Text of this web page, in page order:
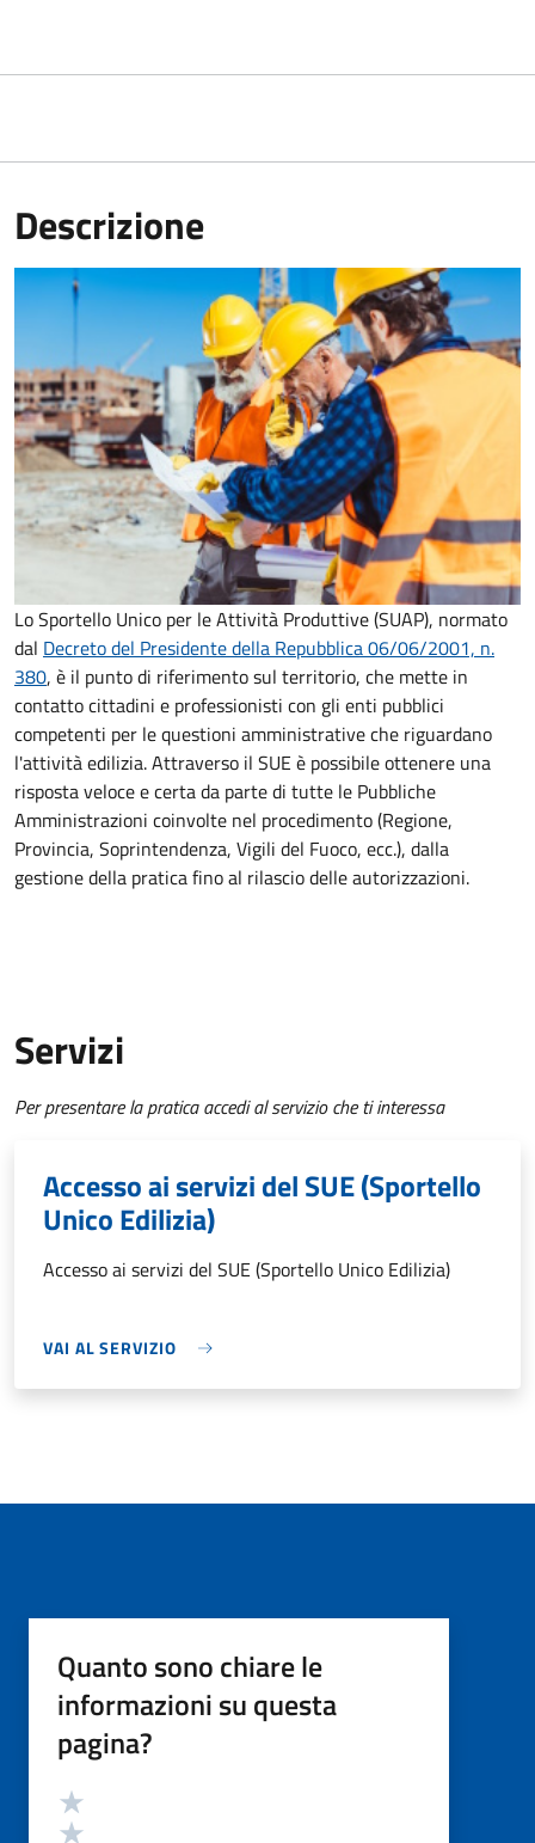
Descrizione
Lo Sportello Unico per le Attività Produttive (SUAP), normato
dal Decreto del Presidente della Repubblica 06/06/2001, n.
380, è il punto di riferimento sul territorio, che mette in
contatto cittadini e professionisti con gli enti pubblici
competenti per le questioni amministrative che riguardano
l'attività edilizia. Attraverso il SUE è possibile ottenere una
risposta veloce e certa da parte di tutte le Pubbliche
Amministrazioni coinvolte nel procedimento (Regione,
Provincia, Soprintendenza, Vigili del Fuoco, ecc.), dalla
gestione della pratica fino al rilascio delle autorizzazioni.
Servizi
Per presentare la pratica accedi al servizio che ti interessa
Accesso ai servizi del SUE (Sportello
Unico Edilizia)
Accesso ai servizi del SUE (Sportello Unico Edilizia)
VAI AL SERVIZIO
Quanto sono chiare le
informazioni su questa
pagina?
Valutazione